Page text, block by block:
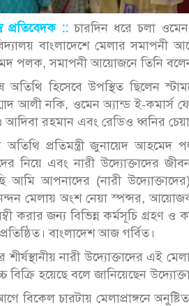
প্রতিবেদক :: চারদিন ধরে চলা ওমেন
বাংলাদেশে মেলার সমাপনী
পলক, সমাপনী আয়োজনে তিনি বলেন
অতিথি হিসেবে উপস্থিত ছিলেন
আলী নকি, ওমেন অ্যান্ড ই-কমার্স
আদিবা রহমান এবং রেডিও ধ্বনির
অতিথি প্রতিমন্ত্রী জুনায়েদ
নিয়ে এবং নারী উদ্যোক্তাদের
আমি আপনাদের (নারী
মেলায় অংশ নেয়া স্পন্সর, আয়োজক,
করার জন্য বিভিন্ন কর্মসূচি গ্রহণ
বাংলাদেশ আজ গর্বিত।
শীর্ষস্থানীয় নারী উদ্যোক্তাদের এই
বিক্রি হয়েছে বলে জানিয়েছেন
বিকেল চারটায় মেলাপ্রাঙ্গনে